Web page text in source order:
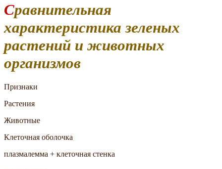
Сравнительная
характеристика зеленых
растений и животных
организмов
Признаки
Растения
Животные
Клеточная оболочка
плазмалемма + клеточная стенка